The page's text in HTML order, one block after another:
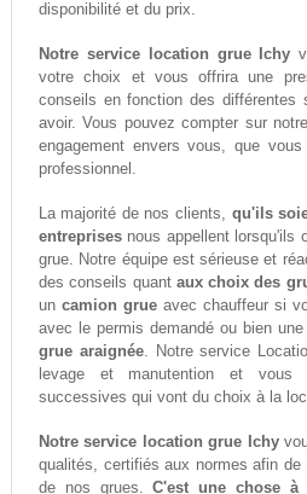
disponibilité et du prix.
Notre service location grue Ichy
votre choix et vous offrira une
conseils en fonction des différentes
avoir. Vous pouvez compter sur
engagement envers vous, que
professionnel.
La majorité de nos clients, qu'ils
entreprisesnous appellent lorsqu'ils
grue. Notre équipe est sérieuse et
des conseils quant aux choix des
un camion grueavec chauffeur si
avec le permis demandé ou bien
grue araignée. Notre service
levage et manutention et vous
successives qui vont du choix à la
Notre service location grue Ichy
qualités, certifiés aux normes afin
de nos grues.C'est une chose à